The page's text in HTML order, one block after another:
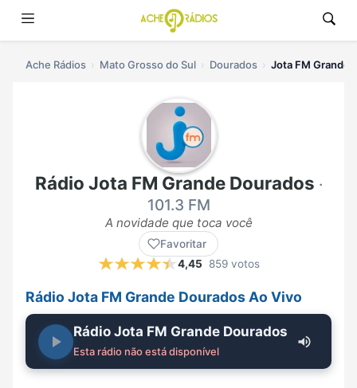
Ache Rádios Mato Grosso do Sul Dourados Jota FM Grande
Rádio Jota FM Grande Dourados ·
101.3 FM
A novidade que toca você
Favoritar
4,45
859 votos
Rádio Jota FM Grande Dourados Ao Vivo
Rádio Jota FM Grande Dourados
Esta rádio não está disponível